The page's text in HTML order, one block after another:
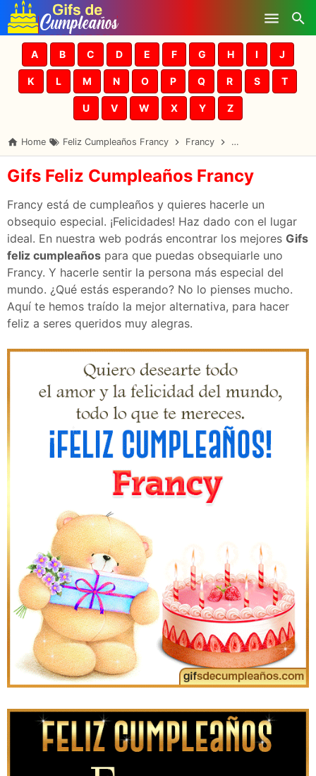
Skip to main content
A B C D E F G H I J
K L M N O P Q R S T
U V W X Y Z
Home Feliz Cumpleaños Francy Francy Gifs Cumpleaños
Gifs Feliz Cumpleaños Francy
Francy está de cumpleaños y quieres hacerle un
obsequio especial. ¡Felicidades! Haz dado con el lugar
ideal. En nuestra web podrás encontrar los mejores Gifs
feliz cumpleaños para que puedas obsequiarle uno
Francy. Y hacerle sentir la persona más especial del
mundo. ¿Qué estás esperando? No lo pienses mucho.
Aquí te hemos traído la mejor alternativa, para hacer
feliz a seres queridos muy alegras.